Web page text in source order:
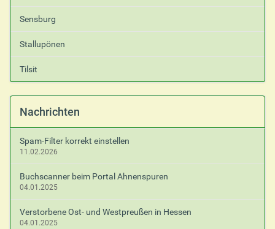
Sensburg
Stallupönen
Tilsit
Nachrichten
Spam-Filter korrekt einstellen
11.02.2026
Buchscanner beim Portal Ahnenspuren
04.01.2025
Verstorbene Ost- und Westpreußen in Hessen
04.01.2025